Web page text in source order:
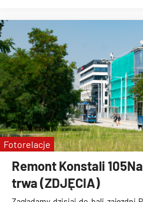
Remont Konstali
trwa (ZDJĘCIA)
Fotorelacje